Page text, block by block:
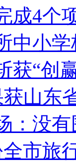
成4个
中小
获“创
山东
：没有
市旅